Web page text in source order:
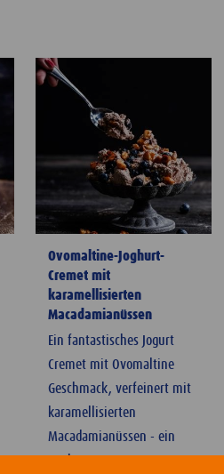
Ovomaltine-Joghurt-
Cremet mit
karamellisierten
Macadamianüssen
Ein fantastisches Jogurt
Cremet mit Ovomaltine
Geschmack, verfeinert mit
karamellisierten
Macadamianüssen - ein